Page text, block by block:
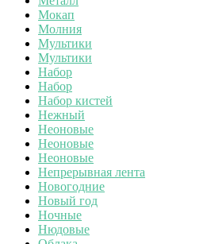
Мокап
Молния
Мультики
Мультики
Набор
Набор
Набор кистей
Нежный
Неоновые
Неоновые
Неоновые
Непрерывная лента
Новогодние
Новый год
Ночные
Нюдовые